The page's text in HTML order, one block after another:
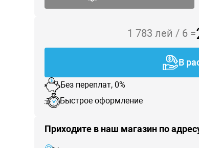
1 783 лей / 6=
В
Без переплат, 0%
Быстрое оформление
Приходите в наш магазин по